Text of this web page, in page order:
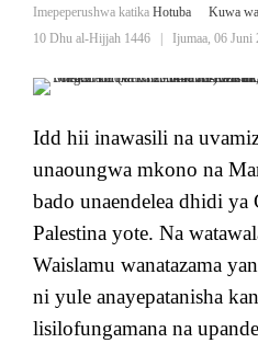
Imepeperushwa katika Hotuba
Kuwa
10 Dhu al-Hijjah 1446
Ijumaa, 06 Juni
Idd hii inawasili na
unaoungwa mkono na
bado unaendelea dhidi ya
Palestina yote. Na
Waislamu wanatazama
ni yule anayepatanisha
lisilofungamana na